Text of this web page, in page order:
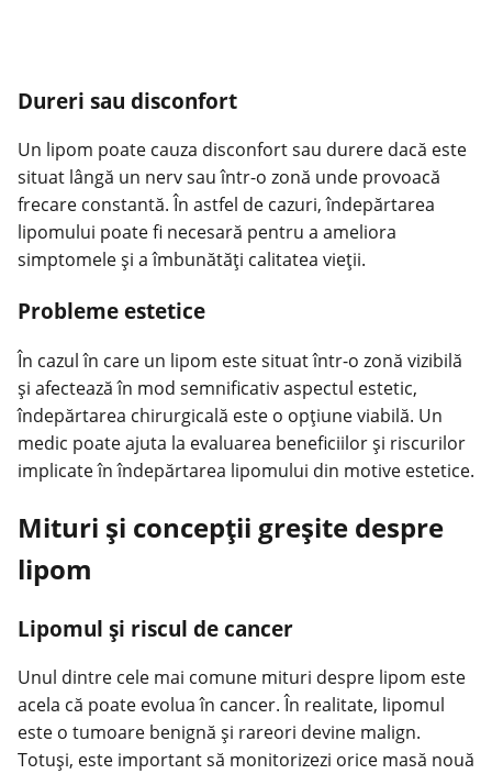
Dureri sau disconfort
Un lipom poate cauza disconfort sau durere dacă este
situat lângă un nerv sau într-o zonă unde provoacă
frecare constantă. În astfel de cazuri, îndepărtarea
lipomului poate fi necesară pentru a ameliora
simptomele și a îmbunătăți calitatea vieții.
Probleme estetice
În cazul în care un lipom este situat într-o zonă vizibilă
și afectează în mod semnificativ aspectul estetic,
îndepărtarea chirurgicală este o opțiune viabilă. Un
medic poate ajuta la evaluarea beneficiilor și riscurilor
implicate în îndepărtarea lipomului din motive estetice.
Mituri și concepții greșite despre
lipom
Lipomul și riscul de cancer
Unul dintre cele mai comune mituri despre lipom este
acela că poate evolua în cancer. În realitate, lipomul
este o tumoare benignă și rareori devine malign.
Totuși, este important să monitorizezi orice masă nouă